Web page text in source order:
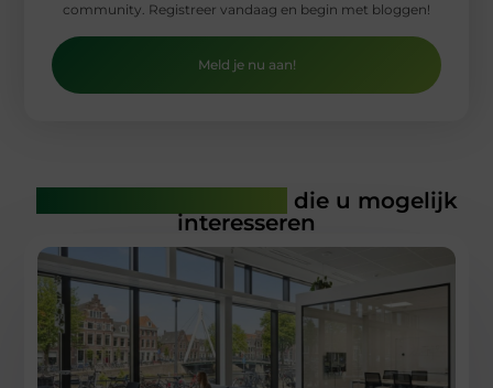
community. Registreer vandaag en begin met bloggen!
Meld je nu aan!
die u mogelijk
interesseren